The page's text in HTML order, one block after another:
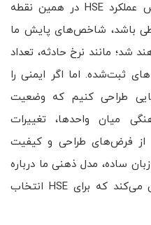
اهمیت این فصل برای بحث پایش عملکرد HSE در همین نقطه
باشد، شاخص‌های پایش ما
شد؛ مانند نرخ حادثه، تعداد
ثبت‌شده. اما اگر ایمنی را
طراحی کنیم که وضعیت
میان واحدها، تغییرات
از فرض‌های طراحی و کیفیت
ساده، مدل ذهنی ما درباره
حادثه، نوع شاخص‌هایی را تعیین می‌کند که برای HSE انتخاب